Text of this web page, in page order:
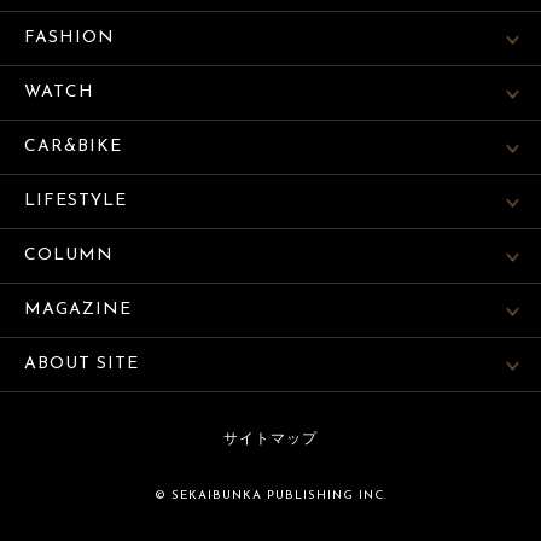
FASHION
WATCH
CAR&BIKE
LIFESTYLE
COLUMN
MAGAZINE
ABOUT SITE
サイトマップ
© SEKAIBUNKA PUBLISHING INC.